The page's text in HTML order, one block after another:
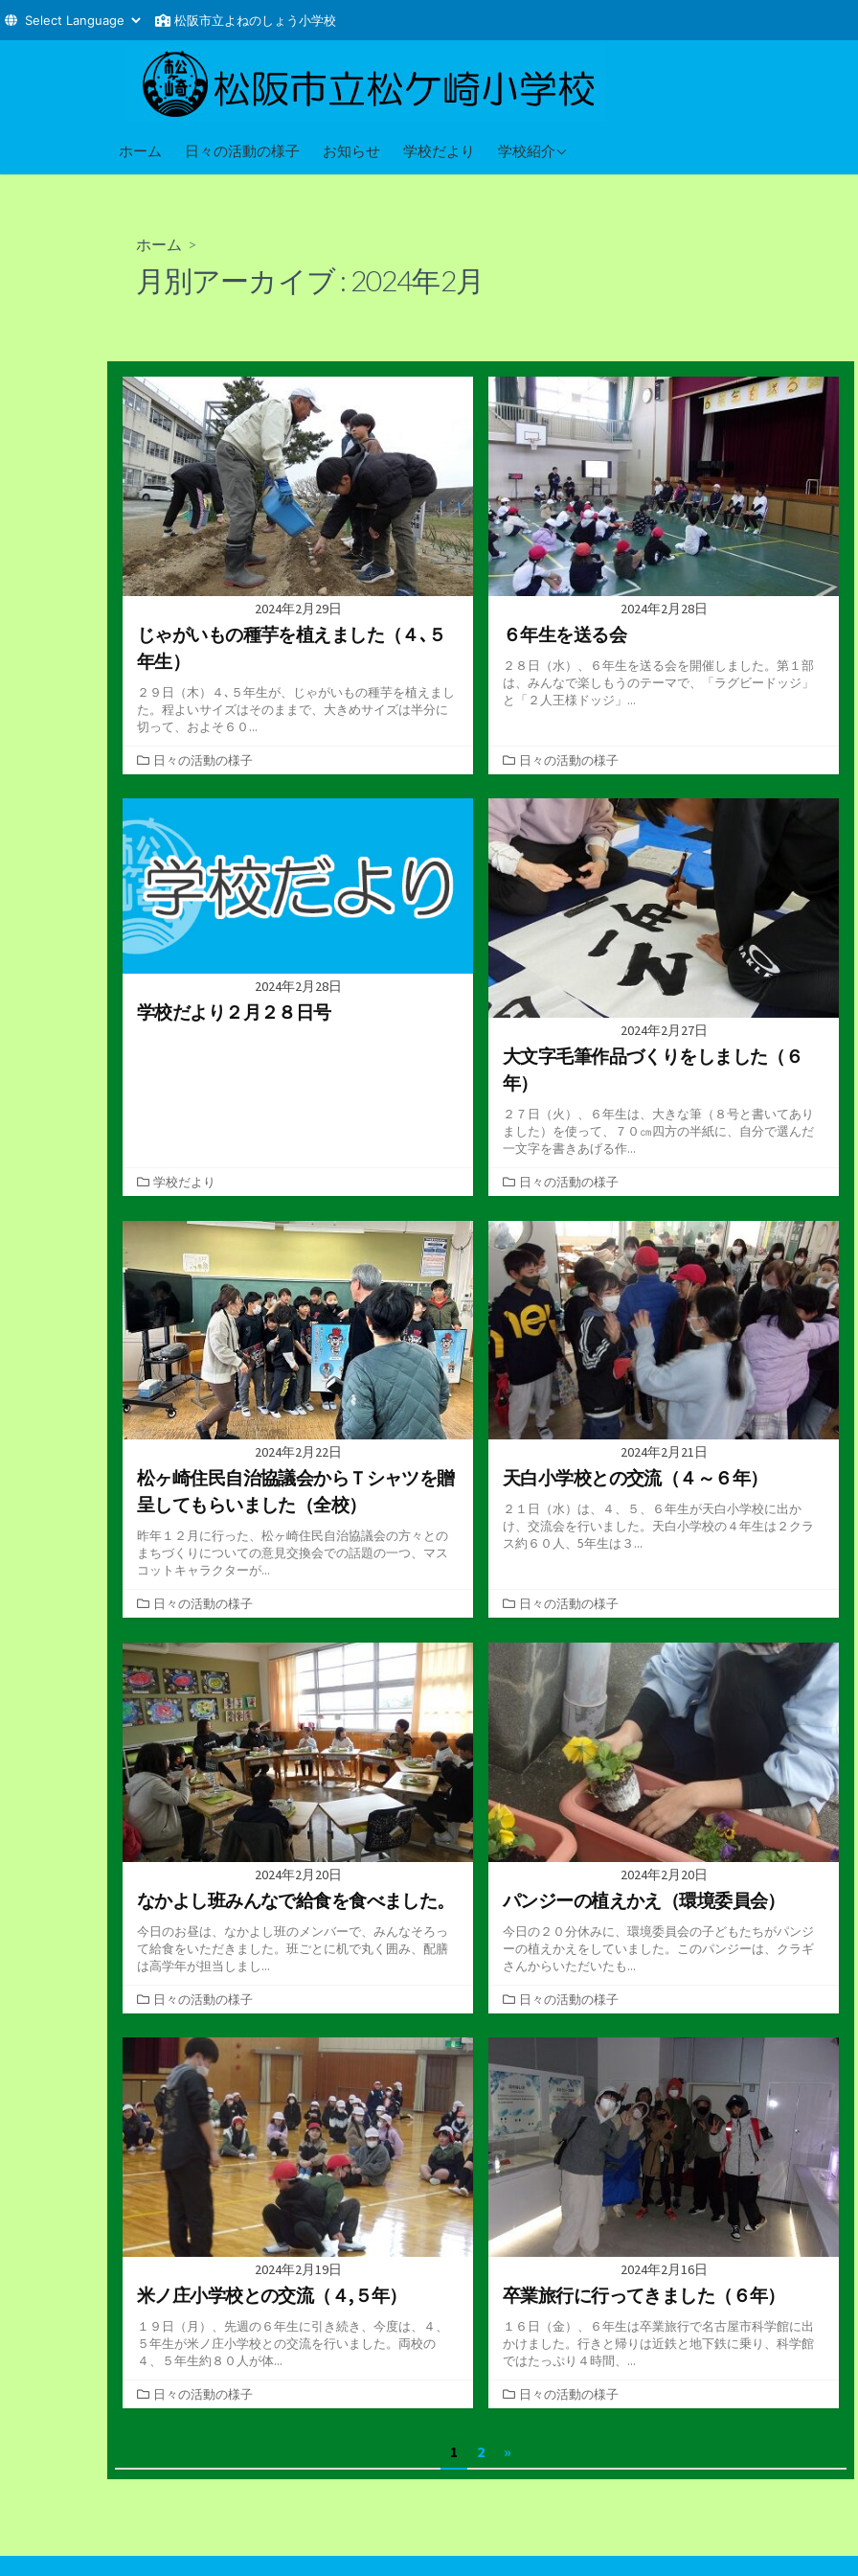
へ
松阪市立よねのしょう小学校
ホーム 日々の活動の様子 お知らせ 学校だより 学校紹介
教育目標
ホーム >
月別アーカイブ : 2024年2月
2024年2月29日
じゃがいもの種芋を植えました（４､５
年生）
２９日（木）４､５年生が、じゃがいもの種芋を植えまし
た。程よいサイズはそのままで、大きめサイズは半分に
切って、およそ６０...
カ
テ
ゴ
リ
ー
日々の活動の様子
2024年2月28日
６年生を送る会
２８日（水）、６年生を送る会を開催しました。第１部
は、みんなで楽しもうのテーマで、「ラグビードッジ」
と「２人王様ドッジ」...
カ
テ
ゴ
リ
ー
日々の活動の様子
2024年2月28日
学校だより２月２８日号
カ
テ
ゴ
学校だより
2024年2月27日
大文字毛筆作品づくりをしました（６
年）
２７日（火）、６年生は、大きな筆（８号と書いてあり
ました）を使って、７０㎝四方の半紙に、自分で選んだ
一文字を書きあげる作...
カ
テ
ゴ
リ
日々の活動の様子
2024年2月22日
松ヶ崎住民自治協議会からＴシャツを贈
呈してもらいました（全校）
昨年１２月に行った、松ヶ崎住民自治協議会の方々との
まちづくりについての意見交換会での話題の一つ、マス
コットキャラクターが...
カ
テ
ゴ
リ
ー
日々の活動の様子
2024年2月21日
天白小学校との交流（４～６年）
２１日（水）は、４、５、６年生が天白小学校に出か
け、交流会を行いました。天白小学校の４年生は２クラ
ス約６０人、5年生は３...
カ
テ
ゴ
日々の活動の様子
2024年2月20日
なかよし班みんなで給食を食べました。
今日のお昼は、なかよし班のメンバーで、みんなそろっ
て給食をいただきました。班ごとに机で丸く囲み、配膳
は高学年が担当しまし...
カ
テ
ゴ
ー
日々の活動の様子
2024年2月20日
パンジーの植えかえ（環境委員会）
今日の２０分休みに、環境委員会の子どもたちがパンジ
ーの植えかえをしていました。このパンジーは、クラギ
さんからいただいたも...
カ
テ
ゴ
ー
日々の活動の様子
2024年2月19日
米ノ庄小学校との交流（４,５年）
１９日（月）、先週の６年生に引き続き、今度は、４、
５年生が米ノ庄小学校との交流を行いました。両校の
４、５年生約８０人が体...
カ
テ
ー
日々の活動の様子
2024年2月16日
卒業旅行に行ってきました（６年）
１６日（金）、６年生は卒業旅行で名古屋市科学館に出
かけました。行きと帰りは近鉄と地下鉄に乗り、科学館
ではたっぷり４時間、...
カ
テ
ー
日々の活動の様子
稿
ペ
1 2 »